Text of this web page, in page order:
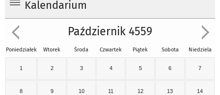
Kalendarium
Październik 4559
Poniedziałek Wtorek Środa Czwartek Piątek Sobota Niedziela
1 2 3 4 5 6 7
8 9 10 11 12 13 14